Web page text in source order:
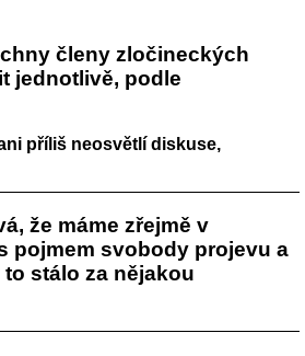
členy zločineckých
jednotlivě, podle
příliš neosvětlí diskuse,
že máme zřejmě v
pojmem svobody projevu a
stálo za nějakou